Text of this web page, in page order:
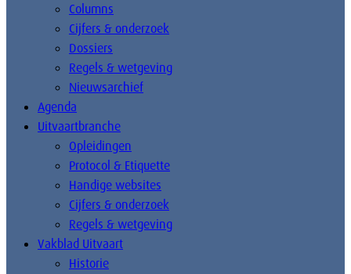
Columns
Cijfers & onderzoek
Dossiers
Regels & wetgeving
Nieuwsarchief
Agenda
Uitvaartbranche
Opleidingen
Protocol & Etiquette
Handige websites
Cijfers & onderzoek
Regels & wetgeving
Vakblad Uitvaart
Historie